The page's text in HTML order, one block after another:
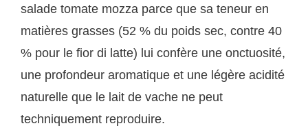
salade tomate mozza parce que sa teneur en
matières grasses (52 % du poids sec, contre 40
% pour le fior di latte) lui confère une onctuosité,
une profondeur aromatique et une légère acidité
naturelle que le lait de vache ne peut
techniquement reproduire.